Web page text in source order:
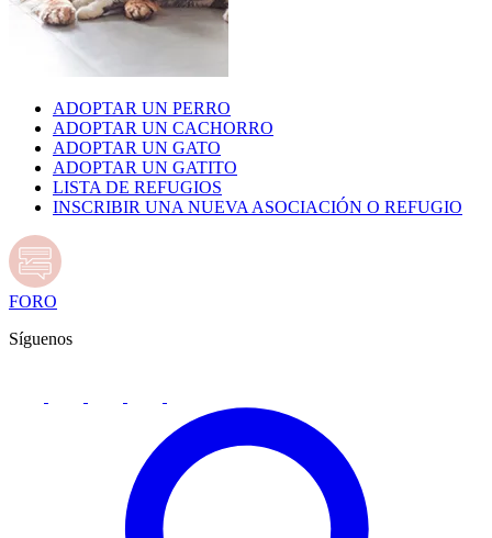
ADOPTAR UN PERRO
ADOPTAR UN CACHORRO
ADOPTAR UN GATO
ADOPTAR UN GATITO
LISTA DE REFUGIOS
INSCRIBIR UNA NUEVA ASOCIACIÓN O REFUGIO
FORO
Síguenos